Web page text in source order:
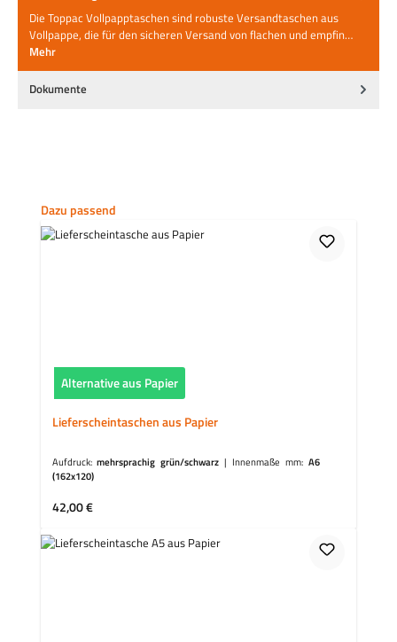
Die Toppac Vollpapptaschen sind robuste Versandtaschen aus
Vollpappe, die für den sicheren Versand von flachen und empfin…
Mehr
Dokumente
Produktgalerie überspringen
Dazu passend
Alternative aus Papier
Lieferscheintaschen aus Papier
Aufdruck: mehrsprachig grün/schwarz | Innenmaße mm: A6
(162x120)
Regulärer Preis:
42,00 €